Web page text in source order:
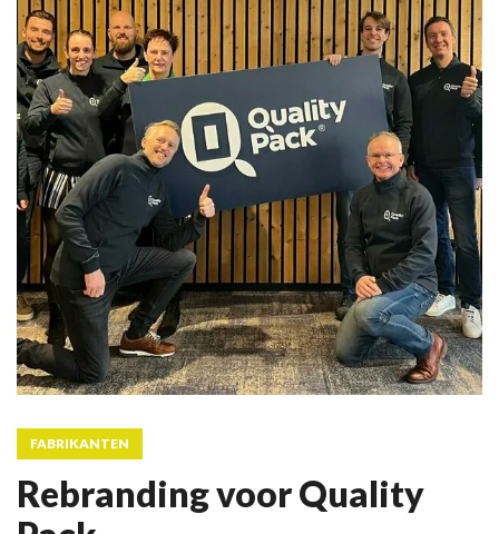
FABRIKANTEN
Rebranding voor Quality